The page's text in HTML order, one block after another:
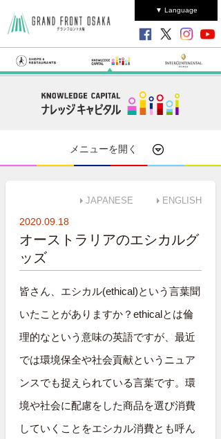
▼ Language
メニューを開く
JAPANESE ENGLISH
2020.09.18
オーストラリアのエシカルグ
ッズ
皆さん、エシカル(ethical)という言葉聞
いたことがありますか？ethicalとは倫
理的なという意味の英語ですが、最近
では環境保全や社会貢献というニュア
ンスでも捉えられている言葉です。環
境や社会に配慮をした商品を選び消費
していくことをエシカル消費とも呼ん